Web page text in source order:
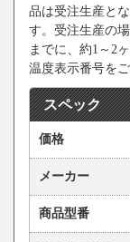
品は受注生産と
す。受注生産の
までに、約1～2
温度表示番号を
スペック
価格
メーカー
商品型番